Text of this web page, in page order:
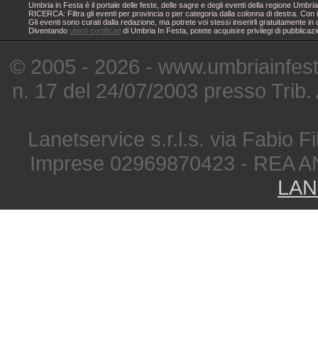
Umbria in Festa è il portale delle feste, delle sagre e degli eventi della regione
RICERCA: Filtra gli eventi per provincia o per categoria dalla colonna di destra.
Gli eventi sono curati dalla redazione, ma potrete voi stessi inserirli gratuitamente
Diventando utenti certificati di Umbria In Festa, potete acquisire privilegi di
© 2005 - 2026 -
n. 17 del 24/07/2003 presso
Lanetservice s.r.l.s. via Fabio
Imprese 02969870423 - REA